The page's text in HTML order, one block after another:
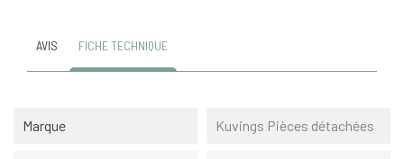
AVIS FICHE TECHNIQUE
Marque Kuvings Pièces détachées